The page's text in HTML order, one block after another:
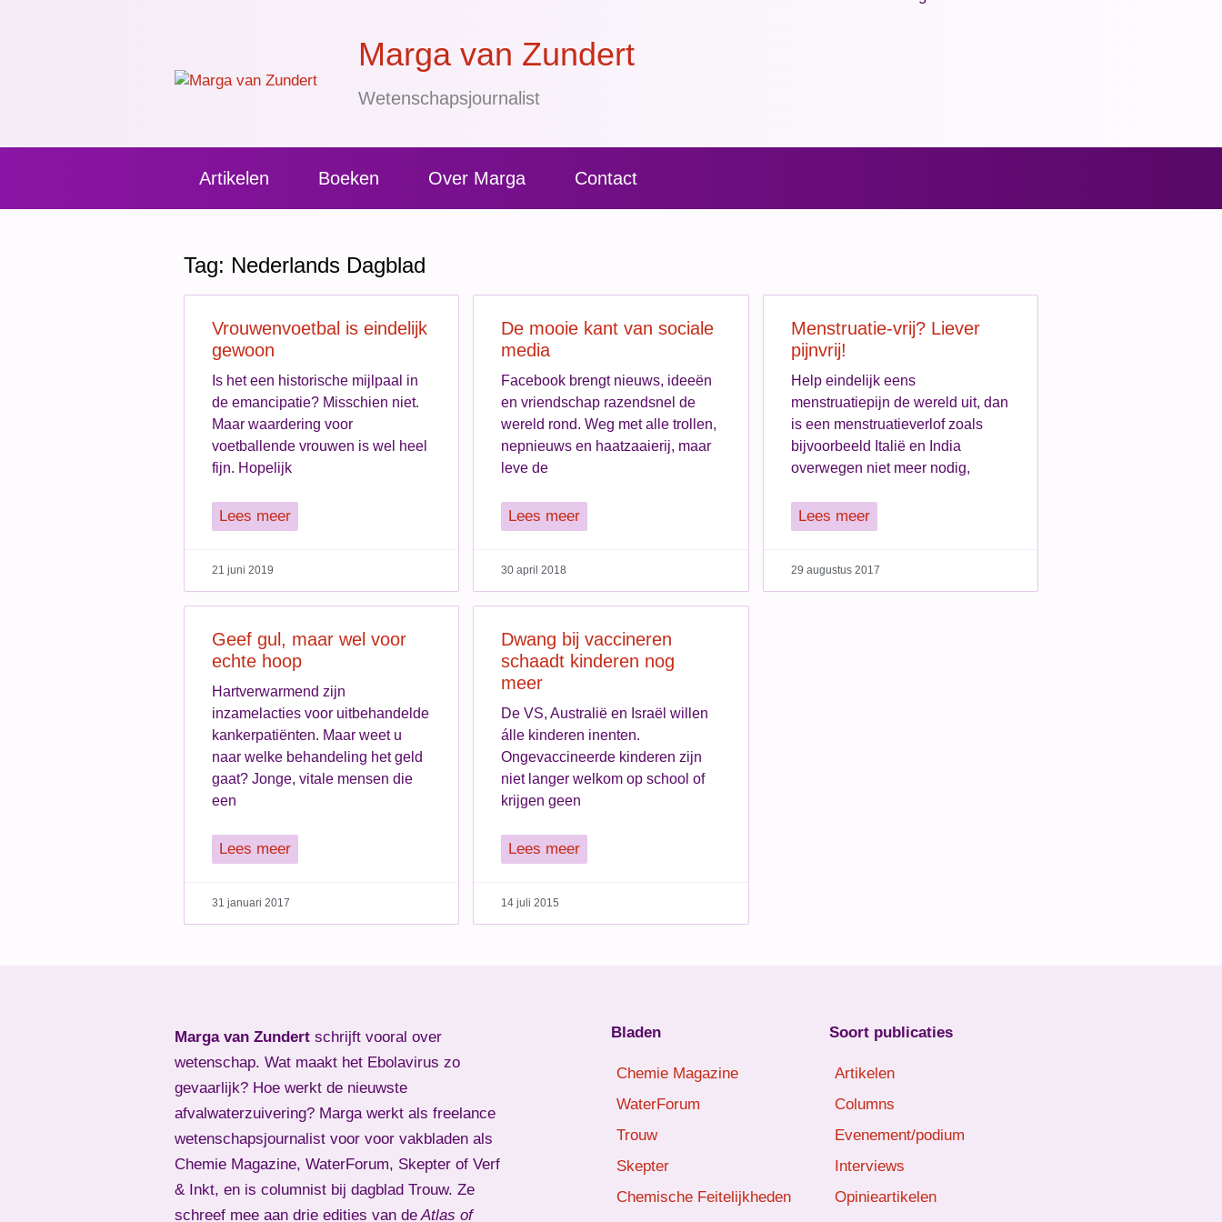
Marga van Zundert
Wetenschapsjournalist
Artikelen Boeken Over Marga Contact
Tag: Nederlands Dagblad
Vrouwenvoetbal is eindelijk
gewoon
Is het een historische mijlpaal in
de emancipatie? Misschien niet.
Maar waardering voor
voetballende vrouwen is wel heel
fijn. Hopelijk
Lees meer
21 juni 2019
De mooie kant van sociale
media
Facebook brengt nieuws, ideeën
en vriendschap razendsnel de
wereld rond. Weg met alle trollen,
nepnieuws en haatzaaierij, maar
leve de
Lees meer
30 april 2018
Menstruatie-vrij? Liever
pijnvrij!
Help eindelijk eens
menstruatiepijn de wereld uit, dan
is een menstruatieverlof zoals
bijvoorbeeld Italië en India
overwegen niet meer nodig,
Lees meer
29 augustus 2017
Geef gul, maar wel voor
echte hoop
Hartverwarmend zijn
inzamelacties voor uitbehandelde
kankerpatiënten. Maar weet u
naar welke behandeling het geld
gaat? Jonge, vitale mensen die
een
Lees meer
31 januari 2017
Dwang bij vaccineren
schaadt kinderen nog
meer
De VS, Australië en Israël willen
álle kinderen inenten.
Ongevaccineerde kinderen zijn
niet langer welkom op school of
krijgen geen
Lees meer
14 juli 2015
Marga van Zundert schrijft vooral over
wetenschap. Wat maakt het Ebolavirus zo
gevaarlijk? Hoe werkt de nieuwste
afvalwaterzuivering? Marga werkt als freelance
wetenschapsjournalist voor voor vakbladen als
Chemie Magazine, WaterForum, Skepter of Verf
& Inkt, en is columnist bij dagblad Trouw. Ze
schreef mee aan drie edities van deAtlas of
Bladen
Chemie Magazine
WaterForum
Trouw
Skepter
Chemische Feitelijkheden
Soort publicaties
Artikelen
Columns
Evenement/podium
Interviews
Opinieartikelen